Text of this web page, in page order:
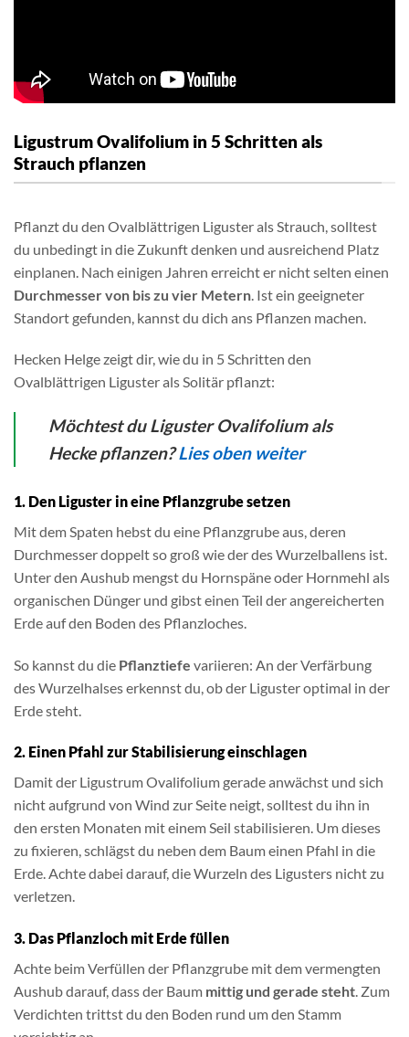
Ligustrum Ovalifolium in 5 Schritten als
Strauch pflanzen
Pflanzt du den Ovalblättrigen Liguster als Strauch, solltest
du unbedingt in die Zukunft denken und ausreichend Platz
einplanen. Nach einigen Jahren erreicht er nicht selten einen
Durchmesser von bis zu vier Metern . Ist ein geeigneter
Standort gefunden, kannst du dich ans Pflanzen machen.
Hecken Helge zeigt dir, wie du in 5 Schritten den
Ovalblättrigen Liguster als Solitär pflanzt:
Möchtest du Liguster Ovalifoliumals
Heckepflanzen?Lies oben weiter
1. Den Liguster in eine Pflanzgrube setzen
Mit dem Spaten hebst du eine Pflanzgrube aus, deren
Durchmesser doppelt so groß wie der des Wurzelballens ist.
Unter den Aushub mengst du Hornspäne oder Hornmehl als
organischen Dünger und gibst einen Teil der angereicherten
Erde auf den Boden des Pflanzloches.
So kannst du die Pflanztiefe variieren: An der Verfärbung
des Wurzelhalses erkennst du, ob der Liguster optimal in der
Erde steht.
2. Einen Pfahl zur Stabilisierung einschlagen
Damit der Ligustrum Ovalifolium gerade anwächst und sich
nicht aufgrund von Wind zur Seite neigt, solltest du ihn in
den ersten Monaten mit einem Seil stabilisieren. Um dieses
zu fixieren, schlägst du neben dem Baum einen Pfahl in die
Erde. Achte dabei darauf, die Wurzeln des Ligusters nicht zu
verletzen.
3. Das Pflanzloch mit Erde füllen
Achte beim Verfüllen der Pflanzgrube mit dem vermengten
Aushub darauf, dass der Baum mittig und gerade steht. Zum
Verdichten trittst du den Boden rund um den Stamm